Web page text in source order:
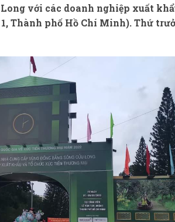
với các doanh nghiệp xuất
Thành phố Hồ Chí Minh). Thứ